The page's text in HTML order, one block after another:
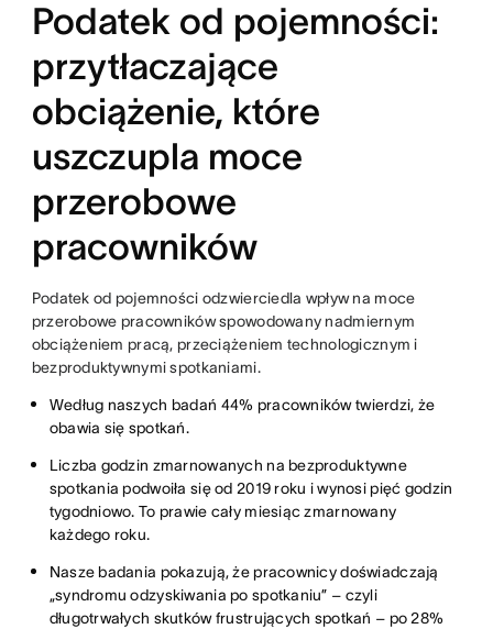
Podatek od pojemności:
przytłaczające
obciążenie, które
uszczupla moce
przerobowe
pracowników
Podatek od pojemności odzwierciedla wpływ na moce
przerobowe pracowników spowodowany nadmiernym
obciążeniem pracą, przeciążeniem technologicznym i
bezproduktywnymi spotkaniami.
Według naszych badań 44% pracowników twierdzi, że
obawia się spotkań.
Liczba godzin zmarnowanych na bezproduktywne
spotkania podwoiła się od 2019 roku i wynosi pięć godzin
tygodniowo. To prawie cały miesiąc zmarnowany
każdego roku.
Nasze badania pokazują, że pracownicy doświadczają
„syndromu odzyskiwania po spotkaniu” – czyli
długotrwałych skutków frustrujących spotkań – po 28%